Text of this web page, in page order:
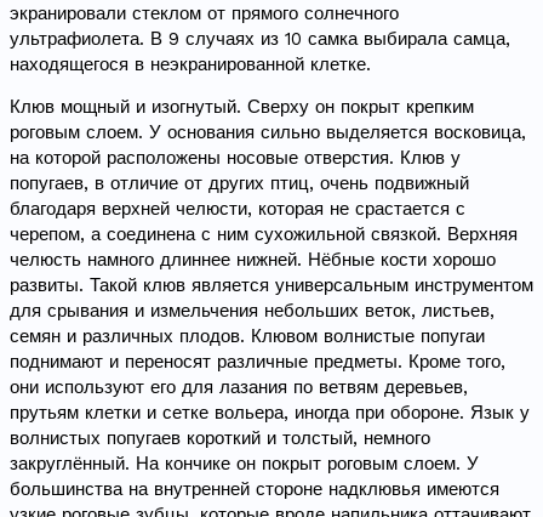
экранировали стеклом от прямого солнечного
ультрафиолета. В 9 случаях из 10 самка выбирала самца,
находящегося в неэкранированной клетке.
Клюв мощный и изогнутый. Сверху он покрыт крепким
роговым слоем. У основания сильно выделяется восковица,
на которой расположены носовые отверстия. Клюв у
попугаев, в отличие от других птиц, очень подвижный
благодаря верхней челюсти, которая не срастается с
черепом, а соединена с ним сухожильной связкой. Верхняя
челюсть намного длиннее нижней. Нёбные кости хорошо
развиты. Такой клюв является универсальным инструментом
для срывания и измельчения небольших веток, листьев,
семян и различных плодов. Клювом волнистые попугаи
поднимают и переносят различные предметы. Кроме того,
они используют его для лазания по ветвям деревьев,
прутьям клетки и сетке вольера, иногда при обороне. Язык у
волнистых попугаев короткий и толстый, немного
закруглённый. На кончике он покрыт роговым слоем. У
большинства на внутренней стороне надклювья имеются